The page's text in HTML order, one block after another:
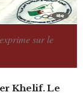
sur le